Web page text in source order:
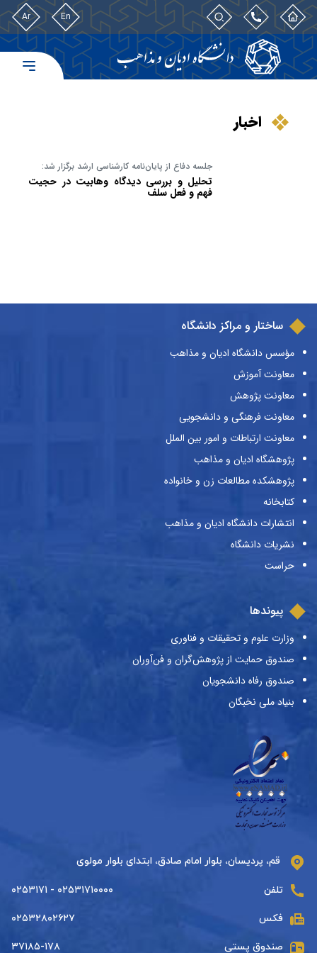
En
Ar
اخبار
جلسه دفاع از پایان‌نامه کارشناسی ارشد برگزار شد:
تحلیل و بررسی دیدگاه وهابیت در حجیت
فهم و فعل سلف
ساختار و مراکز دانشگاه
مؤسس دانشگاه ادیان و مذاهب
معاونت آموزش
معاونت پژوهش
معاونت فرهنگی و دانشجویی
معاونت ارتباطات و امور بین الملل
پژوهشگاه ادیان و مذاهب
پژوهشکده مطالعات زن و خانواده
کتابخانه
انتشارات دانشگاه ادیان و مذاهب
نشریات دانشگاه
حراست
پیوندها
وزارت علوم و تحقیقات و فناوری
صندوق حمایت از پژوهش‌گران و فن‌آوران
صندوق رفاه دانشجویان
بنیاد ملی نخبگان
قم، پردیسان، بلوار امام صادق، ابتدای بلوار مولوی
تلفن ۰۲۵۳۱۷۱۰۰۰۰ - ۰۲۵۳۱۷۱
فکس ۰۲۵۳۲۸۰۲۶۲۷
صندوق پستی ۳۷۱۸۵-۱۷۸